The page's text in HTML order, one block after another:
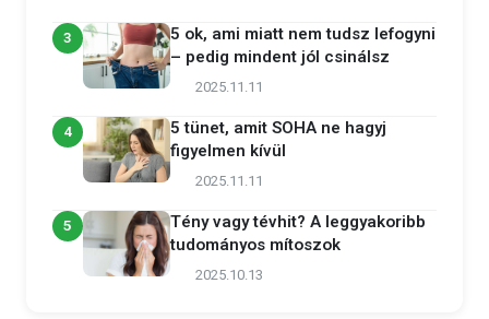
3
5 ok, ami miatt nem tudsz lefogyni
– pedig mindent jól csinálsz
2025.11.11
4
5 tünet, amit SOHA ne hagyj
figyelmen kívül
2025.11.11
5
Tény vagy tévhit? A leggyakoribb
tudományos mítoszok
2025.10.13